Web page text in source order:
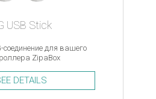
USB Stick
соединение для вашего
ZipaBox
DETAILS